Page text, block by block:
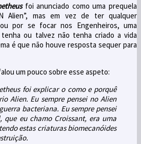
foi anunciado como uma prequela
Alien”, mas em vez de ter qualquer
por se focar nos Engenheiros, uma
ou talvez não tenha criado a vida
é que não houve resposta sequer para
um pouco sobre esse aspeto:
foi explicar o como e porquê
Alien. Eu sempre pensei no Alien
bacteriana. Eu sempre pensei
que eu chamo Croissant, era uma
estas criaturas biomecanóides